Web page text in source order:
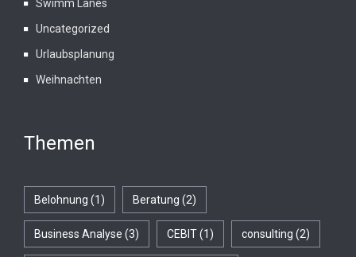
Swimm Lanes
Uncategorized
Urlaubsplanung
Weihnachten
Themen
Belohnung (1) Beratung (2)
Business Analyse (3) CEBIT(1) consulting (2)